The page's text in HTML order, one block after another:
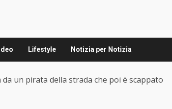
Lifestyle Notizia per Notizia
un pirata della strada che poi è scappato